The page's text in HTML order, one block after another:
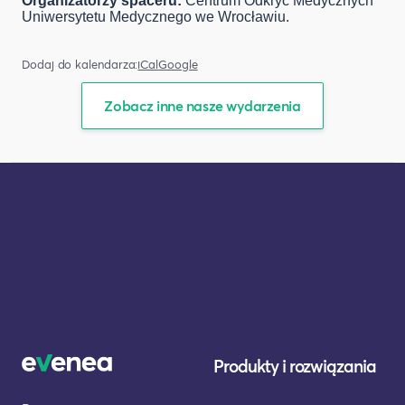
Uniwersytetu Medycznego we Wrocławiu.
Dodaj do kalendarza:iCalGoogle
Zobacz inne nasze wydarzenia
Produkty i rozwiązania